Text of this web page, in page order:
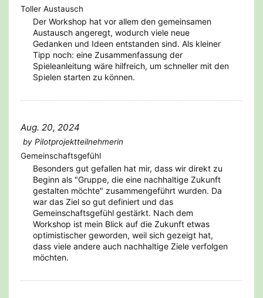
Toller Austausch
Der Workshop hat vor allem den gemeinsamen
Austausch angeregt, wodurch viele neue
Gedanken und Ideen entstanden sind. Als kleiner
Tipp noch: eine Zusammenfassung der
Spieleanleitung wäre hilfreich, um schneller mit den
Spielen starten zu können.
Aug. 20, 2024
by Pilotprojektteilnehmerin
Gemeinschaftsgefühl
Besonders gut gefallen hat mir, dass wir direkt zu
Beginn als "Gruppe, die eine nachhaltige Zukunft
gestalten möchte" zusammengeführt wurden. Da
war das Ziel so gut definiert und das
Gemeinschaftsgefühl gestärkt. Nach dem
Workshop ist mein Blick auf die Zukunft etwas
optimistischer geworden, weil sich gezeigt hat,
dass viele andere auch nachhaltige Ziele verfolgen
möchten.